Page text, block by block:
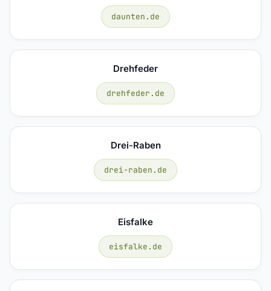
daunten.de
Drehfeder
drehfeder.de
Drei-Raben
drei-raben.de
Eisfalke
eisfalke.de